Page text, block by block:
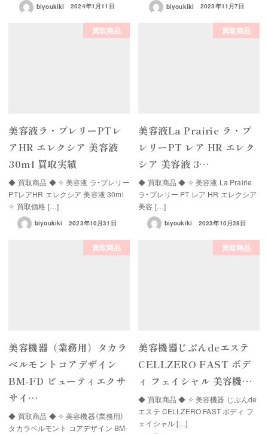
biyoukiki 2024年1月11日 biyoukiki 2023年11月7日
買取商品
美容液ラ・プレリーPTレ
アHR エレクシア 美容液
30ml 買取実績
◆ 買取商品 ◆ ✧ 美容液 ラ・プレリー
PTレアHR エレクシア 美容液 30ml
✧ 買取価格 […]
biyoukiki 2023年10月31日
買取商品
美容液La Prairie ラ・プ
レリーPT レア HR エレク
シア 美容液 3…
◆ 買取商品 ◆ ✧ 美容液 La Prairie
ラ・プレリー PT レア HR エレクシア
美容 […]
biyoukiki 2023年10月28日
買取商品
美容機器（業務用）タカラ
ベルモントコアデザイン
BM-FD ビューティエクサ
サイ…
◆ 買取商品 ◆ ✧ 美容機器（業務用）
タカラベルモント コアデザイン BM-
買取商品
美容機器じぶんdeエステ
CELLZERO FAST ボデ
ィ フェイシャル 美容機…
◆ 買取商品 ◆ ✧ 美容機器 じぶんde
エステ CELLZERO FAST ボディ フ
ェイシャル […]